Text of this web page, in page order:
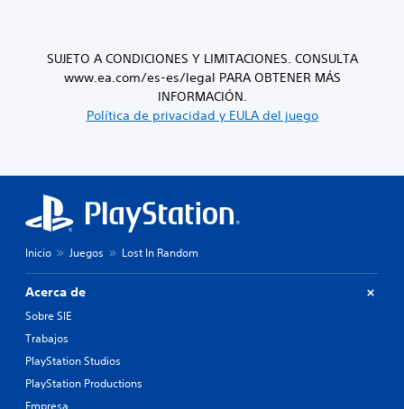
SUJETO A CONDICIONES Y LIMITACIONES. CONSULTA
www.ea.com/es-es/legal PARA OBTENER MÁS
INFORMACIÓN.
Política de privacidad y EULA del juego
Inicio Juegos Lost In Random
Acerca de
Sobre SIE
Trabajos
PlayStation Studios
PlayStation Productions
Empresa